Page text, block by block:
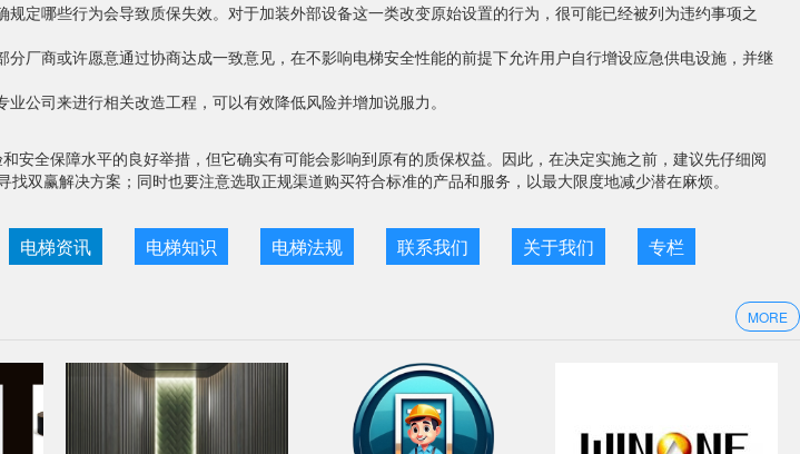
规定哪些行为会导致质保失效。对于加装外部设备这一类改变原始设置的行为，很可能已经被列为违约事项之
分厂商或许愿意通过协商达成一致意见，在不影响电梯安全性能的前提下允许用户自行增设应急供电设施，并继
公司来进行相关改造工程，可以有效降低风险并增加说服力。
安全保障水平的良好举措，但它确实有可能会影响到原有的质保权益。因此，在决定实施之前，建议先仔细阅
双赢解决方案；同时也要注意选取正规渠道购买符合标准的产品和服务，以最大限度地减少潜在麻烦。
电梯资讯 电梯知识 电梯法规 联系我们 关于我们 专栏
MORE